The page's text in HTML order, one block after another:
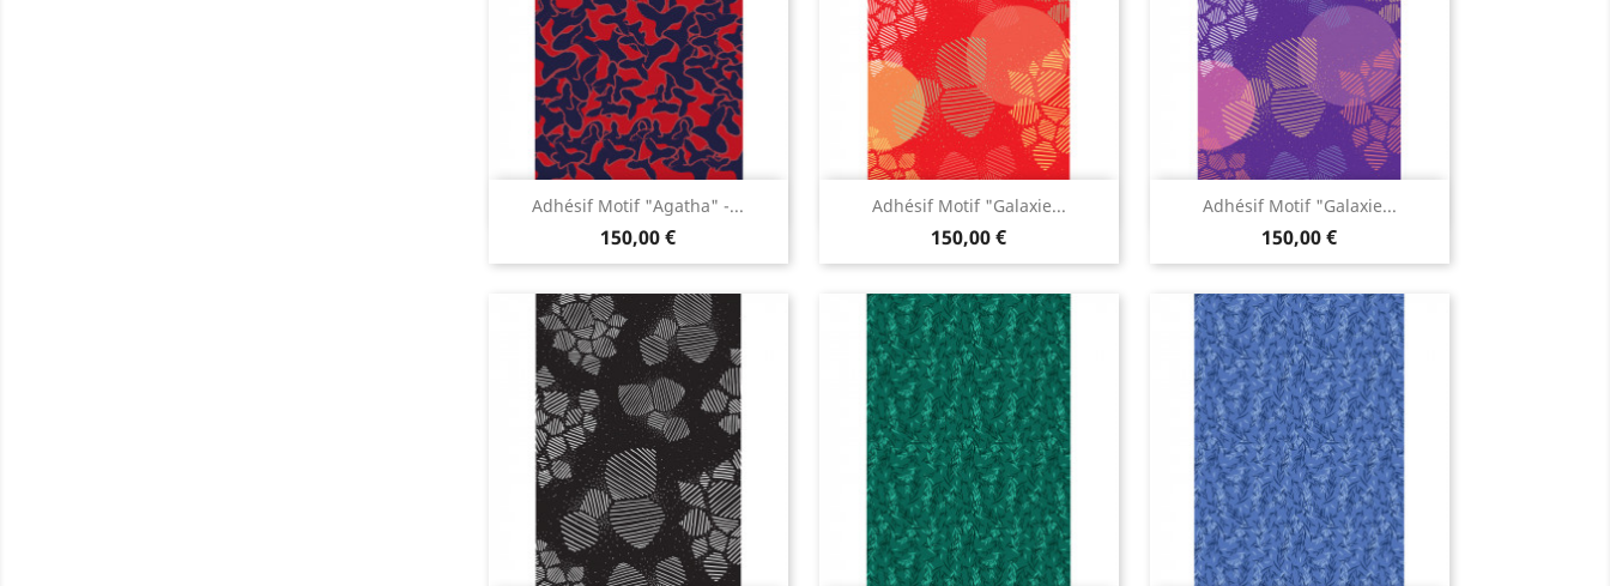
Adhésif Motif "Agatha" -...
150,00 €
Aperçu rapide Adhésif Motif "Galaxie...
150,00 €
Aperçu rapide Adhésif Motif "Galaxie...
150,00 €
Aperçu rapide